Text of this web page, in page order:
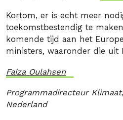
Kortom, er is echt meer
toekomstbestendig te
komende tijd aan het
ministers, waaronder die uit
Faiza Oulahsen
Programmadirecteur Klimaat,
Nederland